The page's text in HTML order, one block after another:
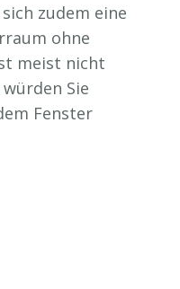
zudem eine
ohne
meist nicht
Sie
Fenster